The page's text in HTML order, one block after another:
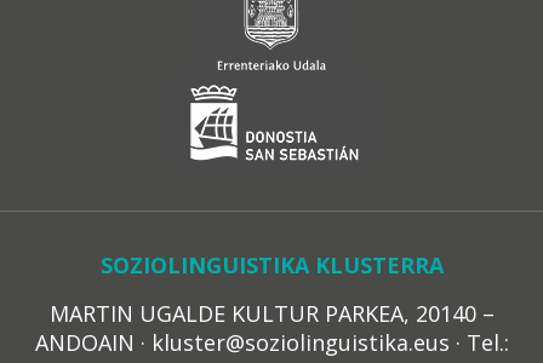
SOZIOLINGUISTIKA KLUSTERRA
MARTIN UGALDE KULTUR PARKEA, 20140 –
ANDOAIN · kluster@soziolinguistika.eus · Tel.: